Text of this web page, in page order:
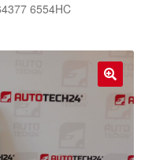
6554HC
🔍